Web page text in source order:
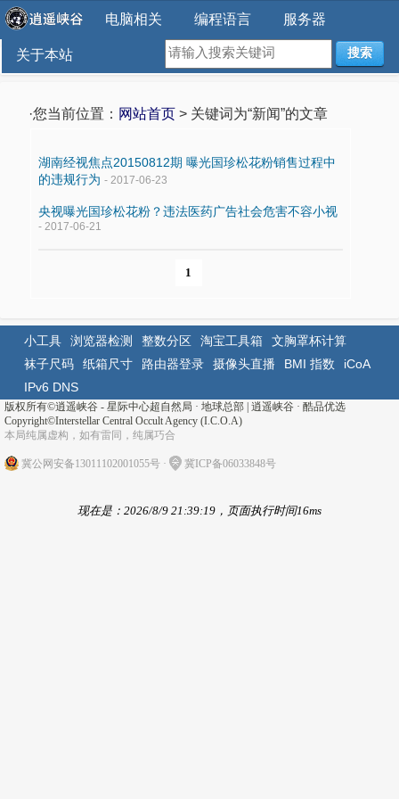
电脑相关 编程语言 服务器
关于本站 搜索
·您当前位置： 网站首页 > 关键词为“新闻”的文章
湖南经视焦点20150812期 曝光国珍松花粉销售过程中
的违规行为 - 2017-06-23
央视曝光国珍松花粉？违法医药广告社会危害不容小视
- 2017-06-21
1
小工具 浏览器检测 整数分区 淘宝工具箱
文胸罩杯计算
袜子尺码
纸箱尺寸 路由器登录 摄像头直播 BMI 指数
iCoA
IPv6 DNS
版权所有©逍遥峡谷 - 星际中心超自然局 · 地球总部 逍遥峡谷 · 酷品优选
Copyright©Interstellar Central Occult Agency (I.C.O.A)
本局纯属虚构，如有雷同，纯属巧合
冀公网安备13011102001055号 · 冀ICP备06033848号
现在是：2026/8/9 21:39:19，页面执行时间16ms